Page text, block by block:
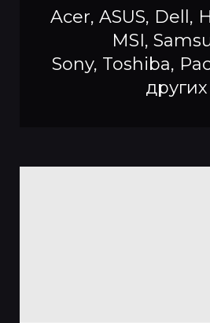
Acer, ASUS, Dell,
MSI,
Sony, Toshiba,
других